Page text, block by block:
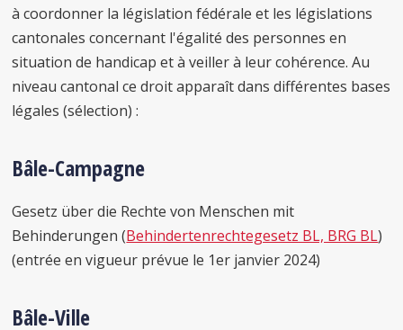
à coordonner la législation fédérale et les législations
cantonales concernant l'égalité des personnes en
situation de handicap et à veiller à leur cohérence. Au
niveau cantonal ce droit apparaît dans différentes bases
légales (sélection) :
Bâle-Campagne
Gesetz über die Rechte von Menschen mit
Behinderungen (Behindertenrechtegesetz BL, BRG BL)
(entrée en vigueur prévue le 1er janvier 2024)
Bâle-Ville